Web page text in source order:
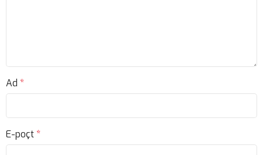
Ad *
E-poçt*